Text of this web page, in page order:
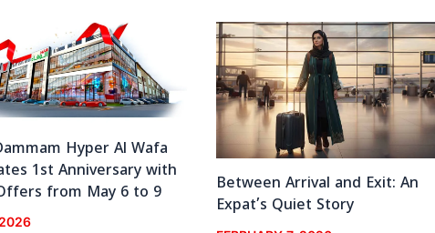
Hyper Al Wafa
1st Anniversary with
from May 6 to 9
Between Arrival and Exit: An
Expat’s Quiet Story